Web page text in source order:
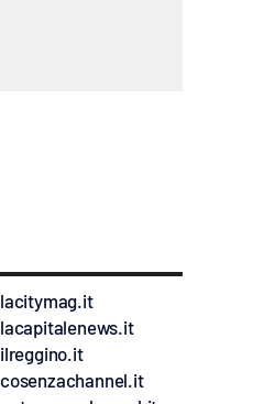
lacitymag.it
lacapitalenews.it
ilreggino.it
cosenzachannel.it